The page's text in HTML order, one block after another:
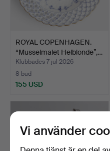
ROYAL COPENHAGEN.
“Musselmalet Helblonde”,…
Klubbades 7 jul 2026
8 bud
155 USD
Vi använder